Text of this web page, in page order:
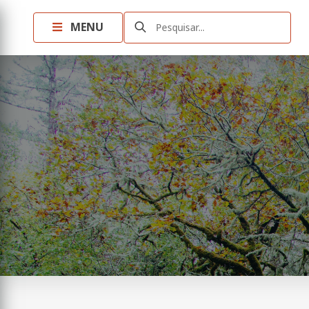
MENU Pesquisar...